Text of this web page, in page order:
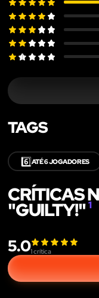
TAGS
6️⃣ATÉ 6 JOGADORES
CRÍTICAS
"GUILTY!"1
5.01crítica